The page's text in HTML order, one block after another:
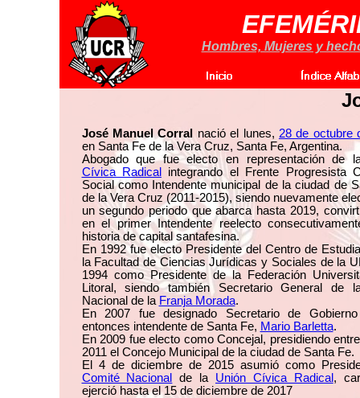
Hombres, Mujeres y
José Manuel Corral nació el lunes, 28 de octubre
en Santa Fe de la Vera Cruz, Santa Fe, Argentina.
Abogado que fue electo en representación de
Cívica Radical
integrando el Frente Progresista
Social como Intendente municipal de la ciudad de
de la Vera Cruz (2011-2015), siendo nuevamente
un segundo periodo que abarca hasta 2019,
en el primer Intendente reelecto
historia de capital santafesina.
En 1992 fue electo Presidente del Centro de
la Facultad de Ciencias Jurídicas y Sociales de la
1994 como Presidente de la Federación
Litoral, siendo también Secretario General de
Nacional de la Franja Morada.
En 2007 fue designado Secretario de
entonces intendente de Santa Fe, Mario Barletta.
En 2009 fue electo como Concejal, presidiendo
2011 el Concejo Municipal de la ciudad de Santa Fe.
El 4 de diciembre de 2015 asumió como
Comité Nacional
de la Unión Cívica Radical ,
ejerció hasta el 15 de diciembre de 2017